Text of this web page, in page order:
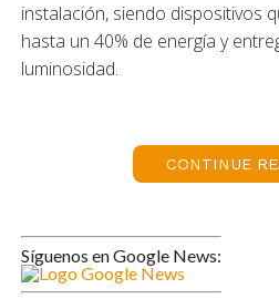
instalación, siendo dispositivos
hasta un 40% de energía y
luminosidad.
Claudio Radonich, reiteró su
por la entrega de recursos para
importante para nuestra
iluminación y generar una mayor
pero también que los barrios se
CONTINUE
Síguenos en Google News: